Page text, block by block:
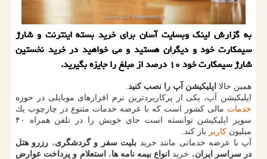
به گزارش لینك وبسایت آسان برای خرید بسته اینترنت و شارژ
سیمكارت خود و دیگران هستید و می خواهید در خرید نخستین
شارژ سیمكارت خود ۱۰ درصد از مبلغ را جایزه بگیرید.
همین حالا اپلیكیشن آپ را نصب كنید
اپلیكیشن آپ، یكی از پركاربردترین نرم افزارهای موبایلی در حوزه
خدمات مالی كشور است كه با عرضه خدمات متنوع در چارچوب یك
سوپر اپلیكیشن توانسته است جای خویش را در تلفن همراه ۴۰
میلیون كاربر باز كند.
آپ با عرضه خدماتی مانند خرید بلیت سفر و گردشگری، رزرو هتل
در سراسر ایران، خرید انواع بیمه نامه ها، استعلام و پرداخت عوارض